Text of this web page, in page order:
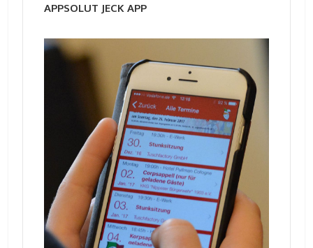
APPSOLUT JECK APP